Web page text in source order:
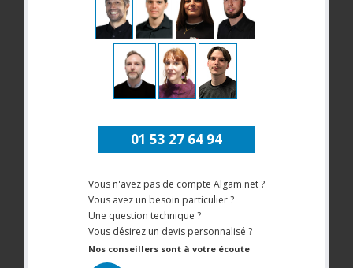
01 53 27 64 94
Vous n'avez pas de compte Algam.net ?
Vous avez un besoin particulier ?
Une question technique ?
Vous désirez un devis personnalisé ?
Nos conseillers sont à votre écoute